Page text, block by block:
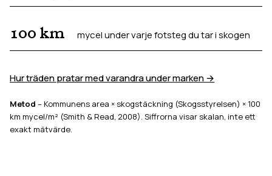
100 km mycel under varje fotsteg du tar i skogen
Hur träden pratar med varandra under marken →
Metod – Kommunens area × skogstäckning (Skogsstyrelsen) × 100
km mycel/m² (Smith & Read, 2008). Siffrorna visar skalan, inte ett
exakt mätvärde.